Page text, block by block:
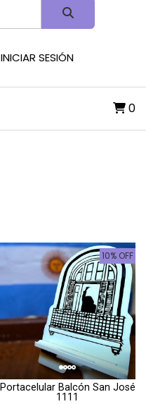
INICIAR SESIÓN
0
10% OFF
Portacelular Balcón San José
1111